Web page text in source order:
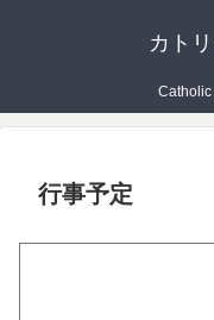
カト
Catholic
行事予定